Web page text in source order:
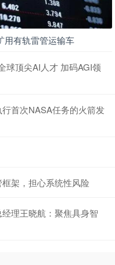
用有轨雷管运输车
球顶尖AI人才 加码AGI领
首次NASA任务的火箭发
架，担心系统性风险
理王晓航：聚焦具身智